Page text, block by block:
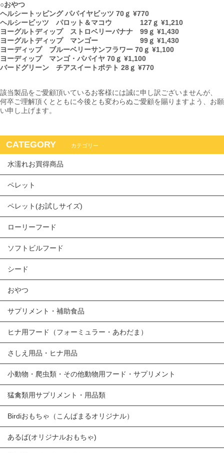
○おやつ
ヘルシートッピング パパイヤビッツ 70ｇ ¥770
ヘルシービッツ パロット＆マコウ 127ｇ ¥1,210
ヨーグルトディップ ストロベリーバナナ 99ｇ ¥1,430
ヨーグルトディップ マンゴー 99ｇ ¥1,430
ヨーディップ ブルーベリーサンフラワー 70ｇ ¥1,100
ヨーディップ マンゴ・パパイヤ 70ｇ ¥1,100
バードグリーン チアスイートポテト 28ｇ ¥770
該当製品をご愛顧頂いているお客様には誠に申し訳ございませんが、
何卒ご理解頂くとともに今後とも変わらぬご愛顧を賜りますよう、お願
い申し上げます。
CATEGORY カテゴリー
水濡れお買得商品
ペレット
ペレット(お試しサイズ)
ローリーフード
ソフトビルフード
シード
おやつ
サプリメント・補助食品
ヒナ用フード（フォーミュラー・あわだま）
さしえ用品・ヒナ用品
小動物・爬虫類・その他動物用フード・サプリメント
猛禽類用サプリメント・用品類
Birdiおもちゃ（こんぱまるオリジナル）
あるば(オリジナルおもちゃ)